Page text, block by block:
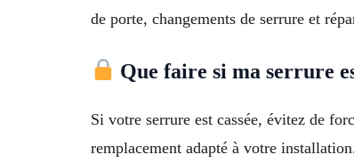
de porte, changements de serrure et
Que faire si ma serrure
Si votre serrure est cassée, évitez de
remplacement adapté à votre